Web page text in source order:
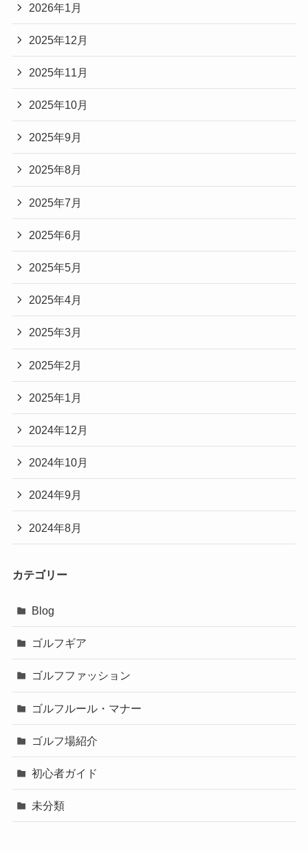
2026年1月
2025年12月
2025年11月
2025年10月
2025年9月
2025年8月
2025年7月
2025年6月
2025年5月
2025年4月
2025年3月
2025年2月
2025年1月
2024年12月
2024年10月
2024年9月
2024年8月
カテゴリー
Blog
ゴルフギア
ゴルフファッション
ゴルフルール・マナー
ゴルフ場紹介
初心者ガイド
未分類